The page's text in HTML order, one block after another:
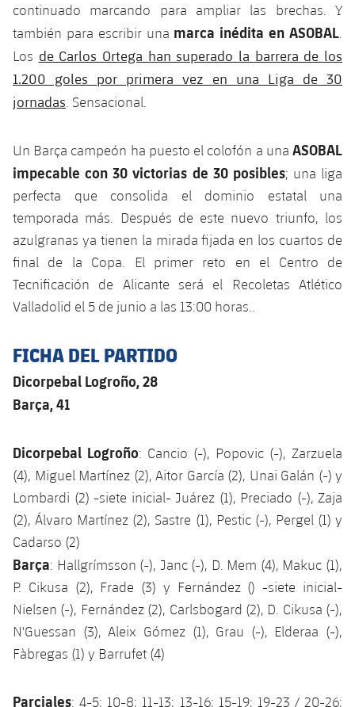
Jugadores
Calendario
Resultados
Fotos
Noticias
Voleibol masculino
Voleibol femenino
Apúntate a las amateurs
Apúntate a las amateurs
Carnet de las Secciones Amateurs
PLUSICON
MÁS
League of Legends
VALORANT Rising
VALORANT Game Changers
eFootball
continuado marcando para ampliar las brechas. Y
también para escribir una marca inédita en ASOBAL
Los de Carlos Ortega han superado la barrera de los
1.200 goles por primera vez en una Liga de 30
jornadas . Sensacional.
Un Barça campeón ha puesto el colofón a una ASOBAL
impecable con 30 victorias de 30 posibles; una liga
perfecta que consolida el dominio estatal una
temporada más. Después de este nuevo triunfo, los
azulgranas ya tienen la mirada fijada en los cuartos de
final de la Copa. El primer reto en el Centro de
Tecnificación de Alicante será el Recoletas Atlético
Valladolid el 5 de junio a las 13:00 horas..
FICHA DEL PARTIDO
Dicorpebal Logroño, 28
Barça, 41
Dicorpebal Logroño: Cancio (-), Popovic (-), Zarzuela
(4), Miguel Martínez (2), Aitor García (2), Unai Galán (-) y
Lombardi (2) -siete inicial- Juárez (1), Preciado (-), Zaja
(2), Álvaro Martínez (2), Sastre (1), Pestic (-), Pergel (1) y
Cadarso (2)
Barça: Hallgrímsson (-), Janc (-), D. Mem (4), Makuc (1),
P. Cikusa (2), Frade (3) y Fernández () -siete inicial-
Nielsen (-), Fernández (2), Carlsbogard (2), D. Cikusa (-),
N'Guessan (3), Aleix Gómez (1), Grau (-), Elderaa (-),
Fàbregas (1) y Barrufet (4)
Parciales: 4-5; 10-8; 11-13; 13-16; 15-19; 19-23 / 20-26;